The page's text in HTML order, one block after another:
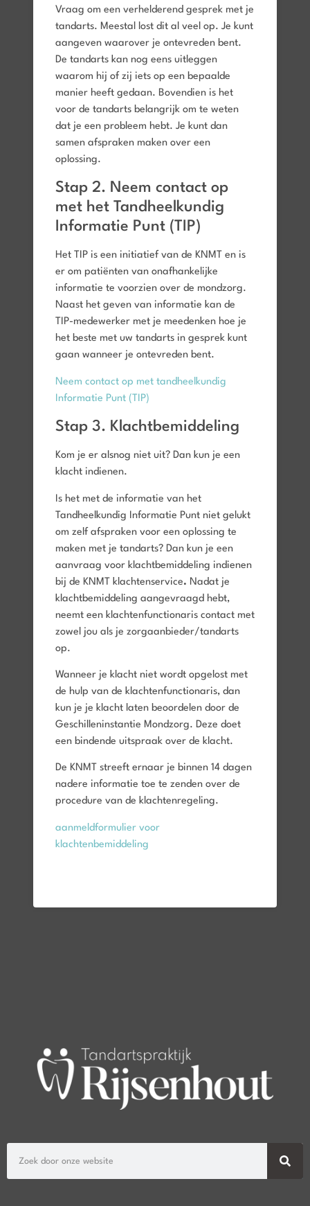
Vraag om een verhelderend gesprek met je
tandarts. Meestal lost dit al veel op. Je kunt
aangeven waarover je ontevreden bent.
De tandarts kan nog eens uitleggen
waarom hij of zij iets op een bepaalde
manier heeft gedaan. Bovendien is het
voor de tandarts belangrijk om te weten
dat je een probleem hebt. Je kunt dan
samen afspraken maken over een
oplossing.
Stap 2. Neem contact op
met het Tandheelkundig
Informatie Punt (TIP)
Het TIP is een initiatief van de KNMT en is
er om patiënten van onafhankelijke
informatie te voorzien over de mondzorg.
Naast het geven van informatie kan de
TIP-medewerker met je meedenken hoe je
het beste met uw tandarts in gesprek kunt
gaan wanneer je ontevreden bent.
Neem contact op met tandheelkundig
Informatie Punt (TIP)
Stap 3. Klachtbemiddeling
Kom je er alsnog niet uit? Dan kun je een
klacht indienen.
Is het met de informatie van het
Tandheelkundig Informatie Punt niet gelukt
om zelf afspraken voor een oplossing te
maken met je tandarts? Dan kun je een
aanvraag voor klachtbemiddeling indienen
bij de KNMT klachtenservice. Nadat je
klachtbemiddeling aangevraagd hebt,
neemt een klachtenfunctionaris contact met
zowel jou als je zorgaanbieder/tandarts
op.
Wanneer je klacht niet wordt opgelost met
de hulp van de klachtenfunctionaris, dan
kun je je klacht laten beoordelen door de
Geschilleninstantie Mondzorg. Deze doet
een bindende uitspraak over de klacht.
De KNMT streeft ernaar je binnen 14 dagen
nadere informatie toe te zenden over de
procedure van de klachtenregeling.
aanmeldformulier voor
klachtenbemiddeling